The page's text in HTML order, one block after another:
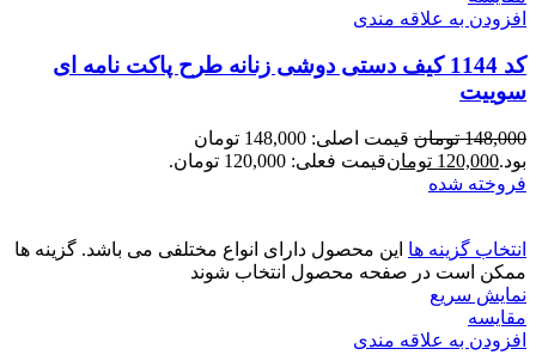
افزودن به علاقه مندی
کد 1144 کیف دستی دوشی زنانه طرح پاکت نامه ای
سوییت
148,000 تومان
قیمت اصلی: 148,000 تومان
بود.120,000 تومانقیمت فعلی: 120,000 تومان.
فروخته شده
انتخاب گزینه ها این محصول دارای انواع مختلفی می باشد. گزینه ها
ممکن است در صفحه محصول انتخاب شوند
نمایش سریع
مقايسه
افزودن به علاقه مندی